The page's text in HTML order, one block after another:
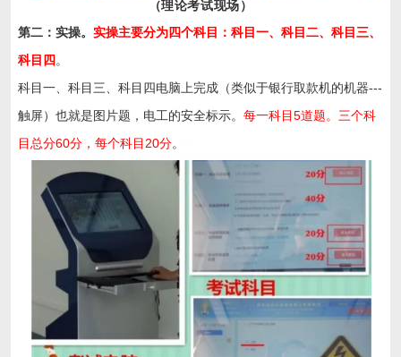
（理论考试现场）
第二：实操。实操主要分为四个科目：科目一、科目二、科目三、
科目四。
科目一、科目三、科目四电脑上完成（类似于银行取款机的机器---
触屏）也就是图片题，电工的安全标示。每一科目5道题。三个科
目总分60分，每个科目20分。